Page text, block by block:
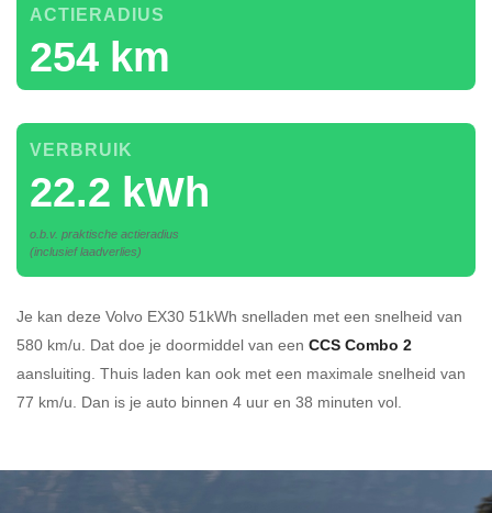
254 km
ACTIERADIUS
22.2 kWh
VERBRUIK
o.b.v. praktische actieradius
(inclusief laadverlies)
Je kan deze Volvo EX30 51kWh snelladen met een snelheid van
580 km/u. Dat doe je doormiddel van een CCS Combo 2
aansluiting. Thuis laden kan ook met een maximale snelheid van
77 km/u. Dan is je auto binnen 4 uur en 38 minuten vol.